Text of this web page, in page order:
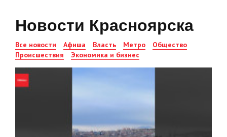
Новости Красноярска
Все новости Афиша Власть Метро
Общество
Происшествия
Экономика и бизнес